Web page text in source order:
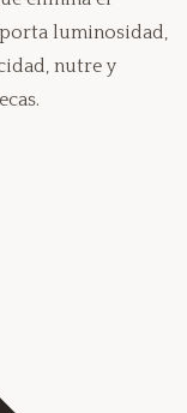
luminosidad,
nutre y